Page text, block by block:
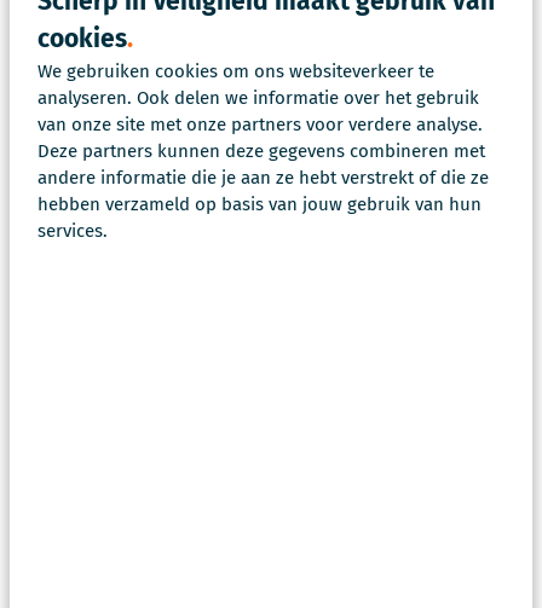
cookies
We gebruiken cookies om ons websiteverkeer te
analyseren. Ook delen we informatie over het gebruik
van onze site met onze partners voor verdere analyse.
Deze partners kunnen deze gegevens combineren met
andere informatie die je aan ze hebt verstrekt of die ze
hebben verzameld op basis van jouw gebruik van hun
services.
gedeelte heeft nog klachten die zorgelijk zijn. Je
kunt hen adviseren om professionele hulp te
zoeken.
Vier stappen voor betere
nazorg binnen